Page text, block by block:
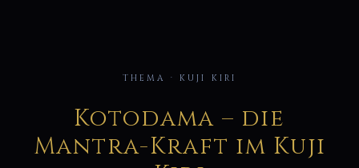
THEMA · KUJI KIRI
Kotodama – die
Mantra-Kraft im Kuji